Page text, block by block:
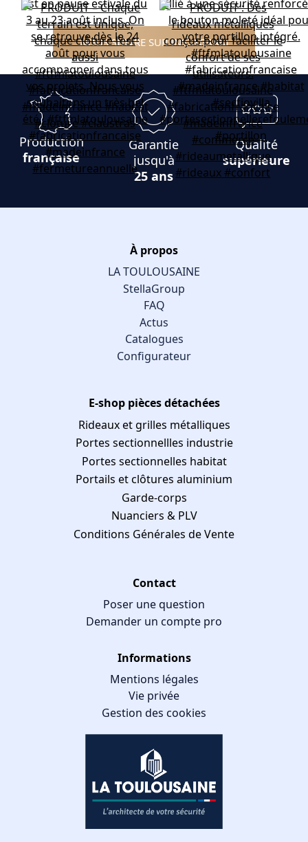
NOUS SUIVRE SUR INSTAGRAM
Production
française
Garantie
jusqu'à
25 ans
Qualité
supérieure
À propos
LA TOULOUSAINE
StellaGroup
FAQ
Actus
Catalogues
Configurateur
E-shop pièces détachées
Rideaux et grilles métalliques
Portes sectionnellles industrie
Portes sectionnelles habitat
Portails et clôtures aluminium
Garde-corps
Nuanciers & PLV
Conditions Générales de Vente
Contact
Poser une question
Demander un compte pro
Informations
Mentions légales
Vie privée
Gestion des cookies
GESTION DES COOKIES